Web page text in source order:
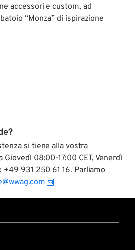
accessori e custom, ad
“Monza” di ispirazione
si tiene alla vostra
08:00-17:00 CET, Venerdì
+49 931 250 61 16. Parliamo